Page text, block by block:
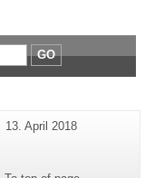
GO
Last
13. April 2018